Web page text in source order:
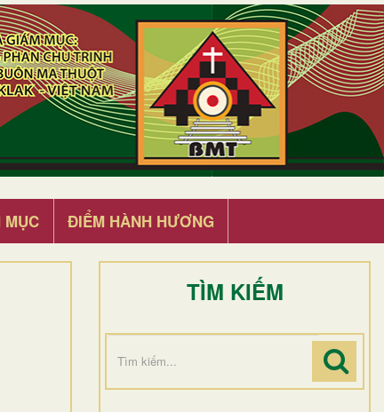
MỤC ĐIỂM HÀNH HƯƠNG
TÌM KIẾM